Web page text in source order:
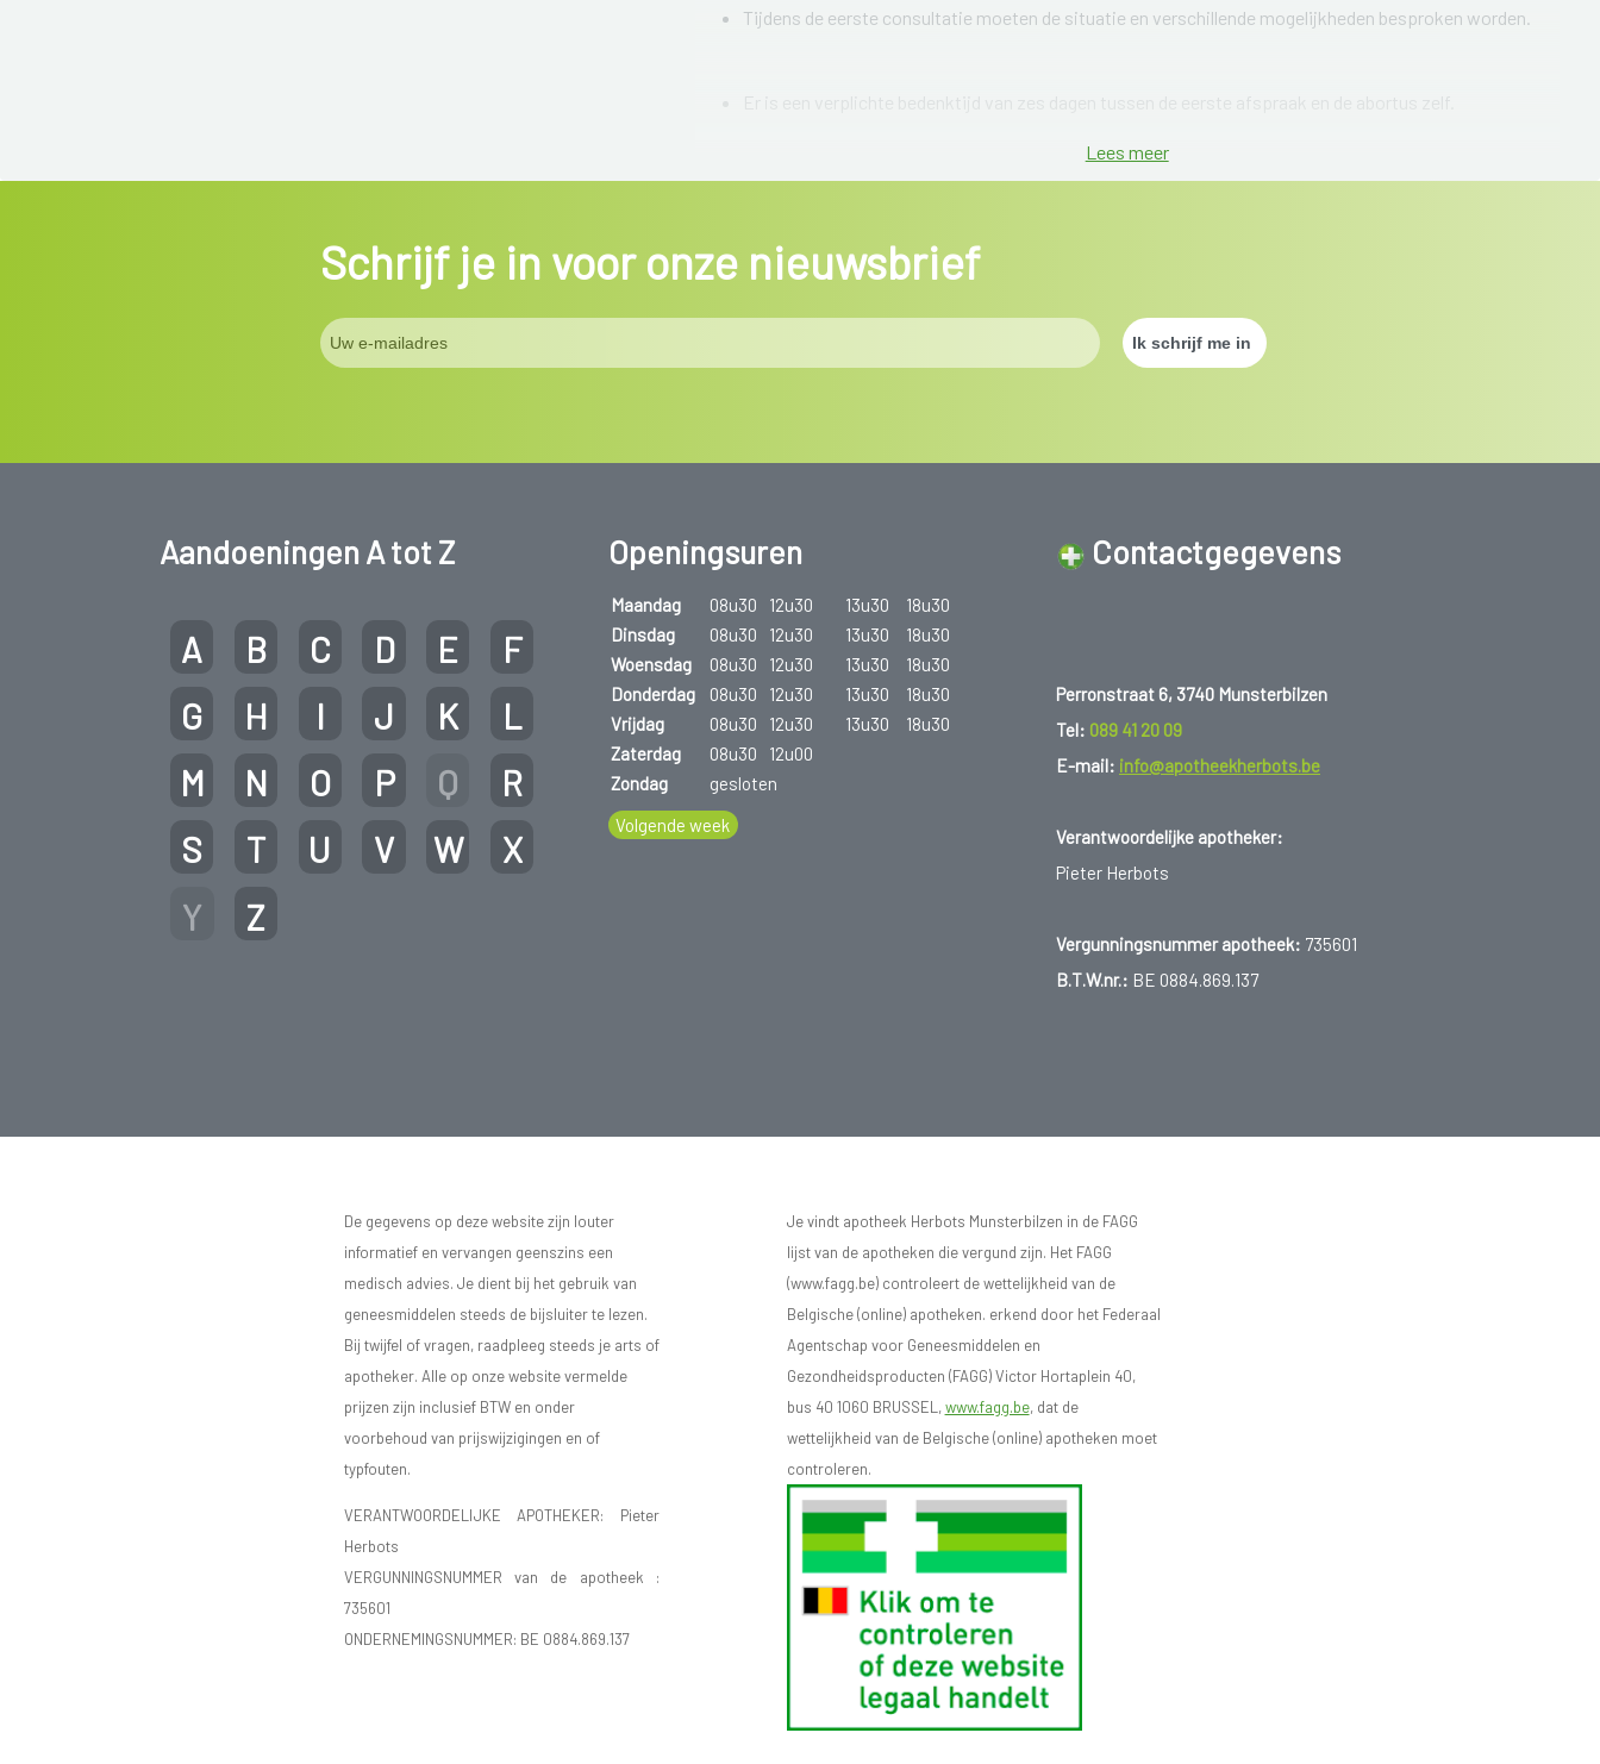
Tijdens de eerste consultatie moeten de situatie en verschillende mogelijkheden besproken worden.
Op de dag van de abortus moet de beslissing schriftelijk bevestigd worden.
Abortus is wettelijk toegelaten tot de 14de week na de laatste menstruatie
met een ongeneeslijke aandoening of wanneer het leven van de moeder in gevaar is door de zwangerschap.
Lees meer
Schrijf je in voor onze nieuwsbrief
Aandoeningen A tot Z
A B C D E
F
G
H I J K
L
M
N O P Q
R
S
T U V W
X
Y
Z
Openingsuren
Maandag 08u30 12u30 13u30
18u30
Dinsdag
08u30 12u30 13u30
18u30
Woensdag
08u30 12u30 13u30
18u30
Donderdag
08u30 12u30 13u30
18u30
Vrijdag
08u30 12u30 13u30
18u30
Zaterdag
08u30
12u00
Zondag
gesloten
Volgende week
Contactgegevens
Perronstraat 6, 3740 Munsterbilzen
Tel: 089 41 20 09
E-mail: info@apotheekherbots.be
Verantwoordelijke apotheker:
Pieter Herbots
Vergunningsnummer apotheek: 735601
B.T.W.nr.: BE 0884.869.137
De gegevens op deze website zijn louter
informatief en vervangen geenszins een
medisch advies. Je dient bij het gebruik van
geneesmiddelen steeds de bijsluiter te lezen.
Bij twijfel of vragen, raadpleeg steeds je arts of
apotheker. Alle op onze website vermelde
prijzen zijn inclusief BTW en onder
voorbehoud van prijswijzigingen en of
typfouten.
VERANTWOORDELIJKE APOTHEKER: Pieter
Herbots
VERGUNNINGSNUMMER van de apotheek :
735601
ONDERNEMINGSNUMMER: BE 0884.869.137
Je vindt apotheek Herbots Munsterbilzen in de FAGG
lijst van de apotheken die vergund zijn. Het FAGG
(www.fagg.be) controleert de wettelijkheid van de
Belgische (online) apotheken. erkend door het Federaal
Agentschap voor Geneesmiddelen en
Gezondheidsproducten (FAGG) Victor Hortaplein 40,
bus 40 1060 BRUSSEL,www.fagg.be, dat de
wettelijkheid van de Belgische (online) apotheken moet
controleren.